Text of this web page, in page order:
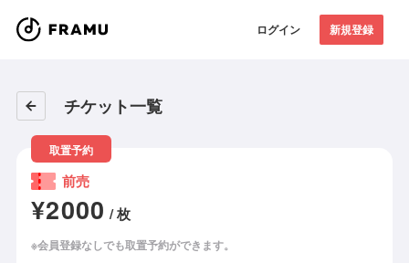
ログイン 新規登録
チケット一覧
取置予約
前売
¥2000 / 枚
※会員登録なしでも取置予約ができます。